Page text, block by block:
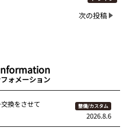
次の投稿
ォメーション
換をさせて
整備/カスタム
2026.8.6